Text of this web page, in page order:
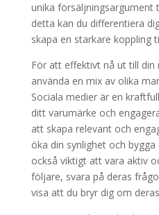
unika försäljningsargument
detta kan du differentiera
skapa en starkare koppling
För att effektivt nå ut till
använda en mix av olika
Sociala medier är en
ditt varumärke och
att skapa relevant och
öka din synlighet och
också viktigt att vara aktiv
följare, svara på deras
visa att du bryr dig om